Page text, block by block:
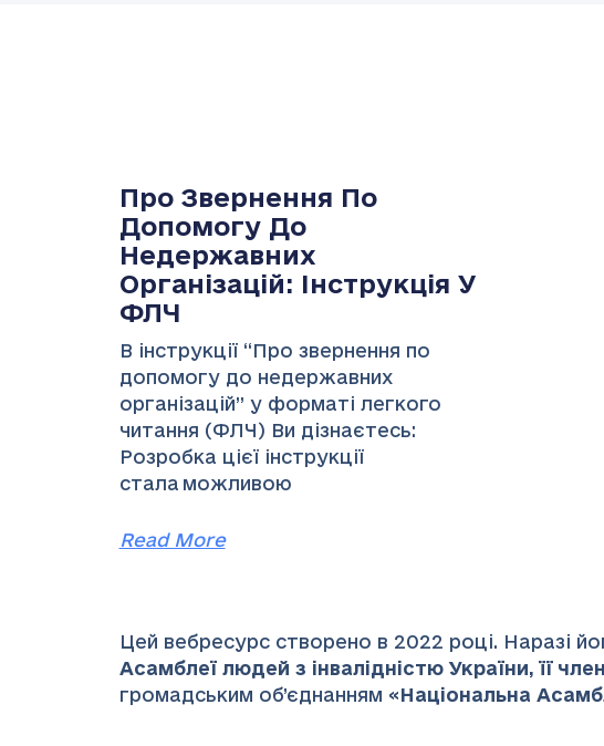
Про Звернення По
Допомогу До
Недержавних
Організацій: Інструкція У
ФЛЧ
В інструкції “Про звернення по
допомогу до недержавних
організацій” у форматі легкого
читання (ФЛЧ) Ви дізнаєтесь:
Розробка цієї інструкції
стала можливою
Read More
Цей вебресурс створено в 2022 році. Наразі
Асамблеї людей з інвалідністю України, її
громадським об’єднанням «Національна